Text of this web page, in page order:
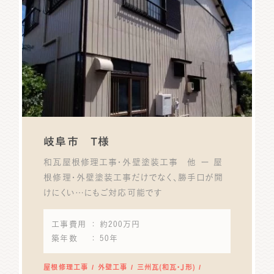
岐阜市 T様
和瓦屋根修理工事・外壁塗装工事 他 ー 屋
根修理・外壁塗装工事だけでなく、勝手口が開
けにくい…にもご対応可能です
工事費用
： 約200万円
築年数
： 50年
屋根修理工事 外壁工事 三州瓦(和瓦・J形)